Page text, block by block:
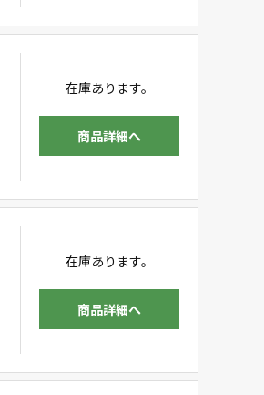
在庫あります。
商品詳細へ
在庫あります。
商品詳細へ